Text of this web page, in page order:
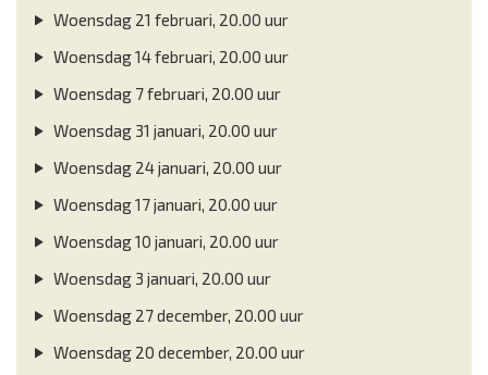
Woensdag 21 februari, 20.00 uur
Woensdag 14 februari, 20.00 uur
Woensdag 7 februari, 20.00 uur
Woensdag 31 januari, 20.00 uur
Woensdag 24 januari, 20.00 uur
Woensdag 17 januari, 20.00 uur
Woensdag 10 januari, 20.00 uur
Woensdag 3 januari, 20.00 uur
Woensdag 27 december, 20.00 uur
Woensdag 20 december, 20.00 uur